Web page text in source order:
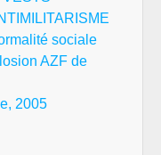
sociale
AZF de
2005